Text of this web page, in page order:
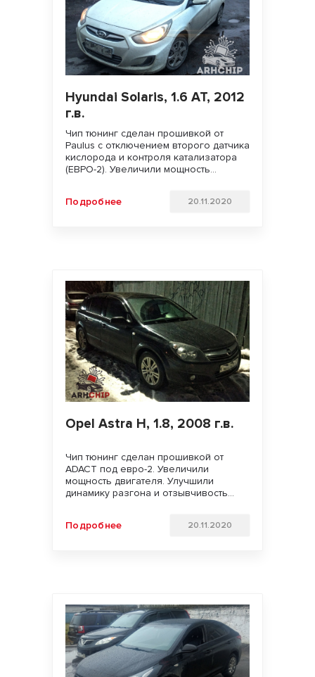
Hyundai Solaris, 1.6 AT, 2012
г.в.
Чип тюнинг сделан прошивкой от
Paulus с отключением второго датчика
кислорода и контроля катализатора
(ЕВРО-2). Увеличили мощность
Удачи на дорогах!!!
Подробнее 20.11.2020
Opel Astra H, 1.8, 2008 г.в.
Чип тюнинг сделан прошивкой от
ADACT под евро-2. Увеличили
мощность двигателя. Улучшили
динамику разгона и отзывчивость
Подробнее
20.11.2020